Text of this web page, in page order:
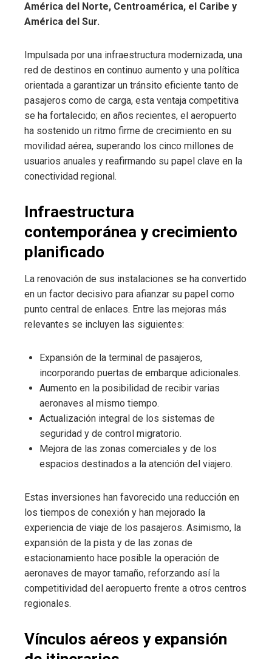
América del Norte, Centroamérica, el Caribe y
América del Sur.
Impulsada por una infraestructura modernizada, una
red de destinos en continuo aumento y una política
orientada a garantizar un tránsito eficiente tanto de
pasajeros como de carga, esta ventaja competitiva
se ha fortalecido; en años recientes, el aeropuerto
ha sostenido un ritmo firme de crecimiento en su
movilidad aérea, superando los cinco millones de
usuarios anuales y reafirmando su papel clave en la
conectividad regional.
Infraestructura
contemporánea y crecimiento
planificado
La renovación de sus instalaciones se ha convertido
en un factor decisivo para afianzar su papel como
punto central de enlaces. Entre las mejoras más
relevantes se incluyen las siguientes:
Expansión de la terminal de pasajeros,
incorporando puertas de embarque adicionales.
Aumento en la posibilidad de recibir varias
aeronaves al mismo tiempo.
Actualización integral de los sistemas de
seguridad y de control migratorio.
Mejora de las zonas comerciales y de los
espacios destinados a la atención del viajero.
Estas inversiones han favorecido una reducción en
los tiempos de conexión y han mejorado la
experiencia de viaje de los pasajeros. Asimismo, la
expansión de la pista y de las zonas de
estacionamiento hace posible la operación de
aeronaves de mayor tamaño, reforzando así la
competitividad del aeropuerto frente a otros centros
regionales.
Vínculos aéreos y expansión